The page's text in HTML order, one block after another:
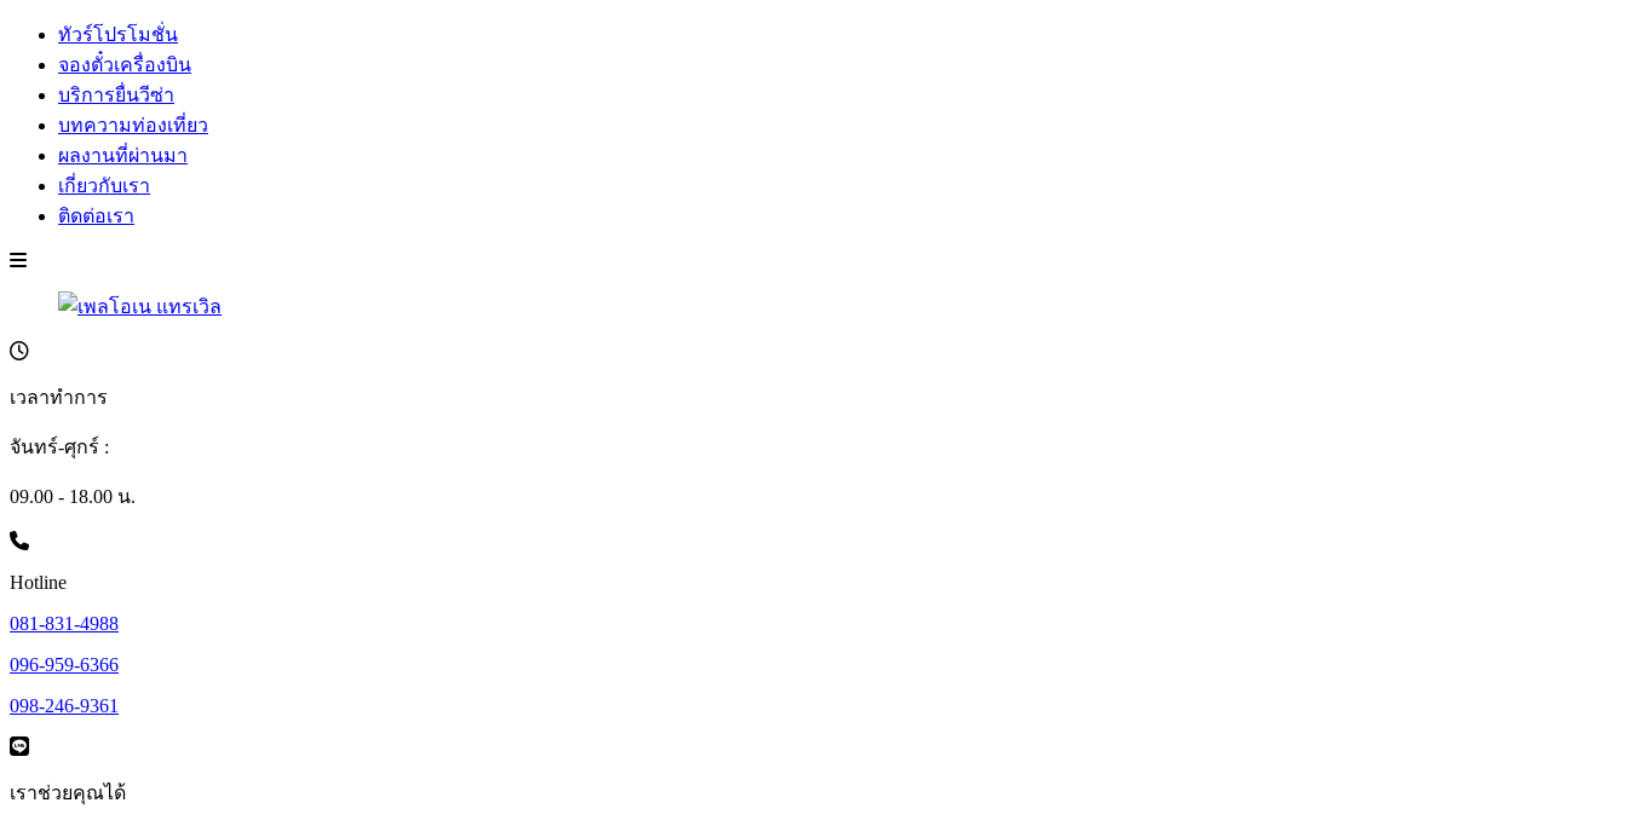
ทัวร์โปรโมชั่น
จองตั๋วเครื่องบิน
บริการยื่นวีซ่า
บทความท่องเที่ยว
ผลงานที่ผ่านมา
เกี่ยวกับเรา
ติดต่อเรา
เวลาทำการ
จันทร์-ศุกร์ :
09.00 - 18.00 น.
Hotline
081-831-4988
096-959-6366
098-246-9361
เราช่วยคุณได้